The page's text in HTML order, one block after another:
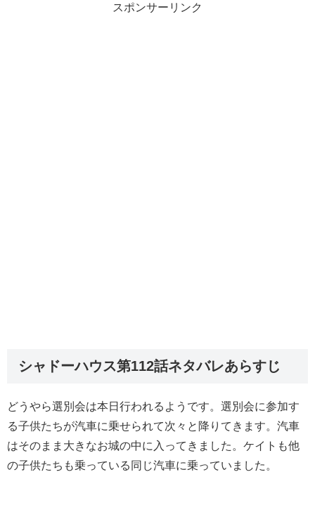
スポンサーリンク
シャドーハウス第112話ネタバレあらすじ
どうやら選別会は本日行われるようです。選別会に参加す
る子供たちが汽車に乗せられて次々と降りてきます。汽車
はそのまま大きなお城の中に入ってきました。ケイトも他
の子供たちも乗っている同じ汽車に乗っていました。